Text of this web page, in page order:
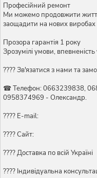
Професійний ремонт
Ми можемо продовжити
заощадити на нових виробах
Прозора гарантія 1 року
Зрозумілі умови, впевненість
???? Зв'язатися з нами та
☎ Телефон: 0663239838,
0958374969 - Олександр.
???? E-mail:
???? Сайт:
???? Доставка по всій Україні
????️ Індивідуальна